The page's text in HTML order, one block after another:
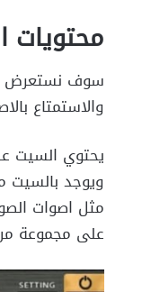
محتويات
سوف نستعرض
والاستمتاع
يحتوي السيت
ويوجد
مثل اصوات
على مجموعة من